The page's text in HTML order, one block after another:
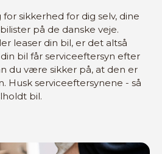
for sikkerhed for dig selv, dine
på de danske veje.
leaser din bil, er det altså
bil får serviceeftersyn efter
du være sikker på, at den er
Husk serviceeftersynene - så
bil.